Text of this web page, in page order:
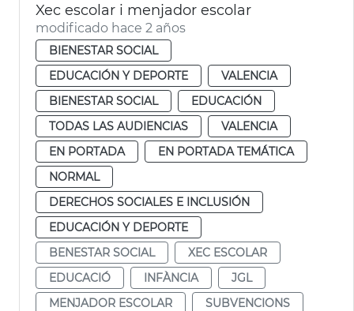
Xec escolar i menjador escolar
modificado hace 2 años
BIENESTAR SOCIAL
EDUCACIÓN Y DEPORTE
VALENCIA
BIENESTAR SOCIAL
EDUCACIÓN
TODAS LAS AUDIENCIAS
VALENCIA
EN PORTADA
EN PORTADA TEMÁTICA
NORMAL
DERECHOS SOCIALES E INCLUSIÓN
EDUCACIÓN Y DEPORTE
BENESTAR SOCIAL
XEC ESCOLAR
EDUCACIÓ
INFÀNCIA
JGL
MENJADOR ESCOLAR
SUBVENCIONS